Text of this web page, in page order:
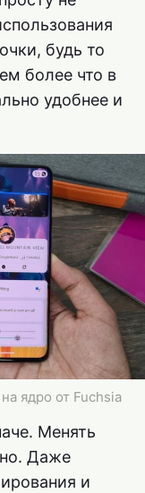
будь то
более что в
удобнее и
ядро от Fuchsia
Менять
Даже
и